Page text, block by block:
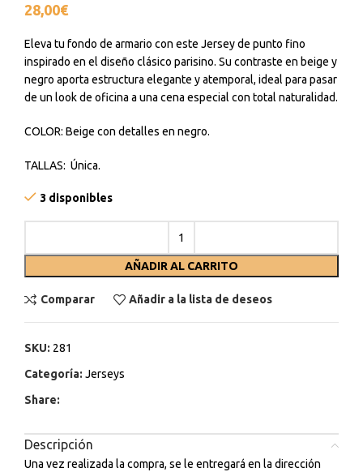
28,00€
Eleva tu fondo de armario con este Jersey de punto fino
inspirado en el diseño clásico parisino. Su contraste en beige y
negro aporta estructura elegante y atemporal, ideal para pasar
de un look de oficina a una cena especial con total naturalidad.
COLOR: Beige con detalles en negro.
TALLAS: Única.
3 disponibles
AÑADIR AL CARRITO
Comparar Añadir a la lista de deseos
SKU: 281
Categoría: Jerseys
Share:
Descripción
Una vez realizada la compra, se le entregará en la dirección